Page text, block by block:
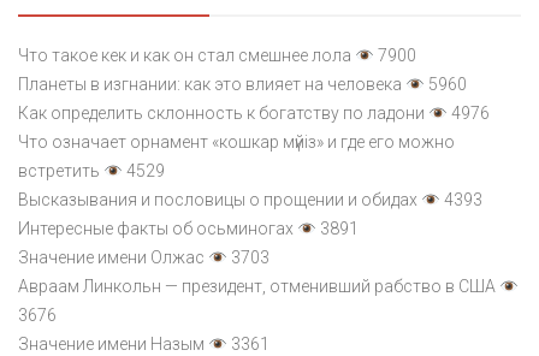
Что такое кек и как он стал смешнее лола
7900
Планеты в изгнании: как это влияет на человека
5960
Как определить склонность к богатству по ладони
4976
Что означает орнамент «кошкар мүйіз» и где его можно
встретить
4529
Высказывания и пословицы о прощении и обидах
4393
Интересные факты об осьминогах
3891
Значение имени Олжас
3703
Авраам Линкольн — президент, отменивший рабство в США
3676
Значение имени Назым
3361